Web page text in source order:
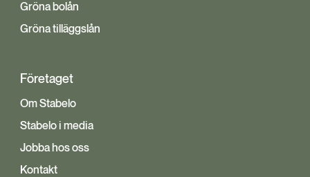
Gröna bolån
Gröna tilläggslån
Företaget
Om Stabelo
Stabelo i media
Jobba hos oss
Kontakt